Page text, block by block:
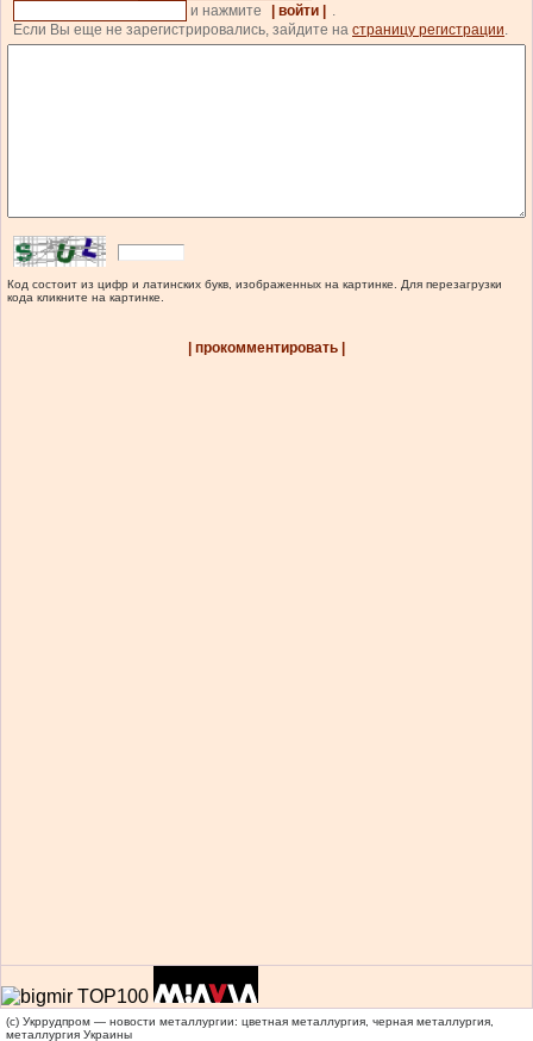
и нажмите
| войти |
.
Если Вы еще не зарегистрировались, зайдите на страницу регистрации.
Код состоит из цифр и латинских букв, изображенных на картинке. Для перезагрузки
кода кликните на картинке.
| прокомментировать |
(c) Укррудпром — новости металлургии: цветная металлургия, черная металлургия,
металлургия Украины